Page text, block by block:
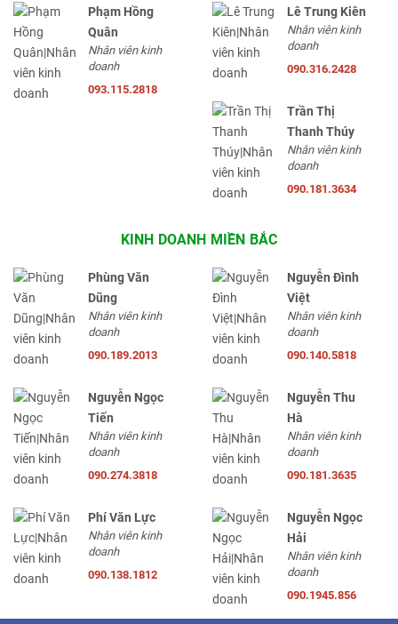
Phạm Hồng
Quân
Nhân viên kinh
doanh
093.115.2818
Lê Trung Kiên
Nhân viên kinh
doanh
090.316.2428
Trần Thị
Thanh Thúy
Nhân viên kinh
doanh
090.181.3634
KINH DOANH MIỀN BẮC
Phùng Văn
Dũng
Nhân viên kinh
doanh
090.189.2013
Nguyễn Đình
Việt
Nhân viên kinh
doanh
090.140.5818
Nguyễn Ngọc
Tiến
Nhân viên kinh
doanh
090.274.3818
Nguyễn Thu
Hà
Nhân viên kinh
doanh
090.181.3635
Phí Văn Lực
Nhân viên kinh
doanh
090.138.1812
Nguyễn Ngọc
Hải
Nhân viên kinh
doanh
090.1945.856